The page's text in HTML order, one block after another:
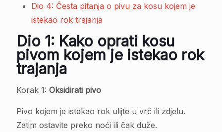
Dio 4: Česta pitanja o pivu za kosu kojem je
istekao rok trajanja
Dio 1: Kako oprati kosu
pivom kojem je istekao rok
trajanja
Korak 1: Oksidirati pivo
Pivo kojem je istekao rok ulijte u vrč ili zdjelu.
Zatim ostavite preko noći ili čak duže.